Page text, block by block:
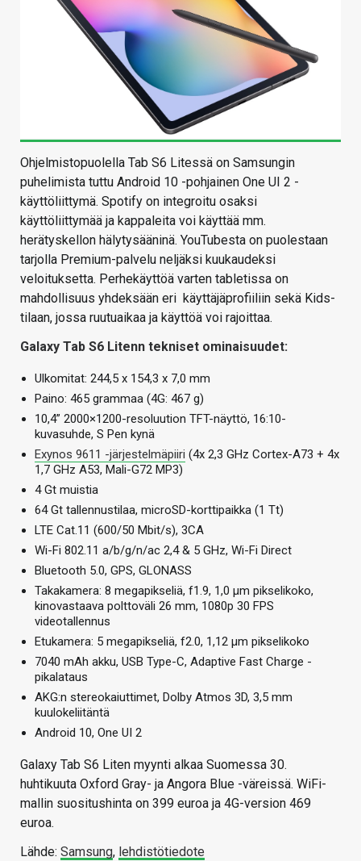
Ohjelmistopuolella Tab S6 Litessä on Samsungin
puhelimista tuttu Android 10 -pohjainen One UI 2 -
käyttöliittymä. Spotify on integroitu osaksi
käyttöliittymää ja kappaleita voi käyttää mm.
herätyskellon hälytysääninä. YouTubesta on puolestaan
tarjolla Premium-palvelu neljäksi kuukaudeksi
veloituksetta. Perhekäyttöä varten tabletissa on
mahdollisuus yhdeksään eri käyttäjäprofiiliin sekä Kids-
tilaan, jossa ruutuaikaa ja käyttöä voi rajoittaa.
Galaxy Tab S6 Litenn tekniset ominaisuudet:
Ulkomitat: 244,5 x 154,3 x 7,0 mm
Paino: 465 grammaa (4G: 467 g)
10,4” 2000×1200-resoluution TFT-näyttö, 16:10-
kuvasuhde, S Pen kynä
Exynos 9611 -järjestelmäpiiri (4x 2,3 GHz Cortex-A73 + 4x
1,7 GHz A53, Mali-G72 MP3)
4 Gt muistia
64 Gt tallennustilaa, microSD-korttipaikka (1 Tt)
LTE Cat.11 (600/50 Mbit/s), 3CA
Wi-Fi 802.11 a/b/g/n/ac 2,4 & 5 GHz, Wi-Fi Direct
Bluetooth 5.0, GPS, GLONASS
Takakamera: 8 megapikseliä, f1.9, 1,0 µm pikselikoko,
kinovastaava polttoväli 26 mm, 1080p 30 FPS
videotallennus
Etukamera: 5 megapikseliä, f2.0, 1,12 µm pikselikoko
7040 mAh akku, USB Type-C, Adaptive Fast Charge -
pikalataus
AKG:n stereokaiuttimet, Dolby Atmos 3D, 3,5 mm
kuulokeliitäntä
Android 10, One UI 2
Galaxy Tab S6 Liten myynti alkaa Suomessa 30.
huhtikuuta Oxford Gray- ja Angora Blue -väreissä. WiFi-
mallin suositushinta on 399 euroa ja 4G-version 469
euroa.
Lähde: Samsung, lehdistötiedote